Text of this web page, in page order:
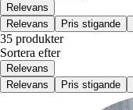
Relevans
Relevans
Pris stigande
35 produkter
Sortera efter
Relevans
Relevans
Pris stigande